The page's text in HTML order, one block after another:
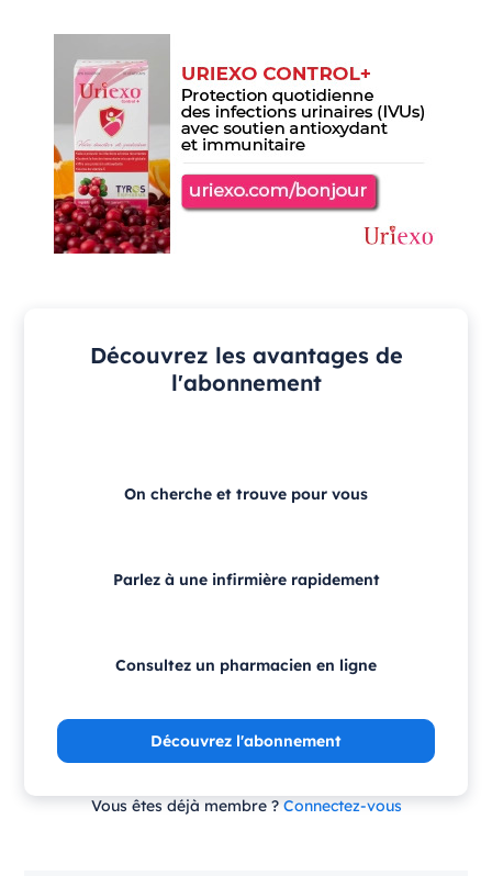
Découvrez les avantages de
l'abonnement
On cherche et trouve pour vous
Parlez à une infirmière rapidement
Consultez un pharmacien en ligne
Découvrez l'abonnement
Vous êtes déjà membre ? Connectez-vous